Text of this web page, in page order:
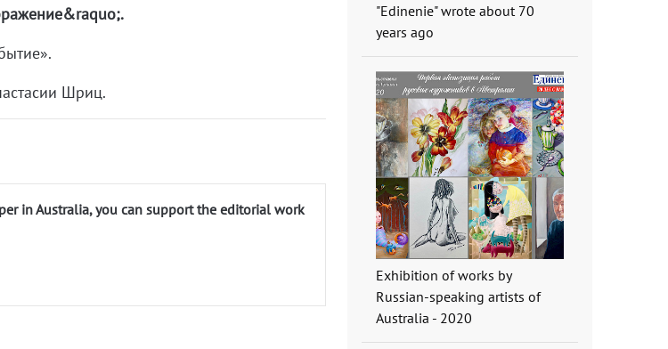
Шриц.
in Australia, you can support the editorial work
"Edinenie" wrote about 70
years ago
Exhibition of works by
Russian-speaking artists of
Australia - 2020